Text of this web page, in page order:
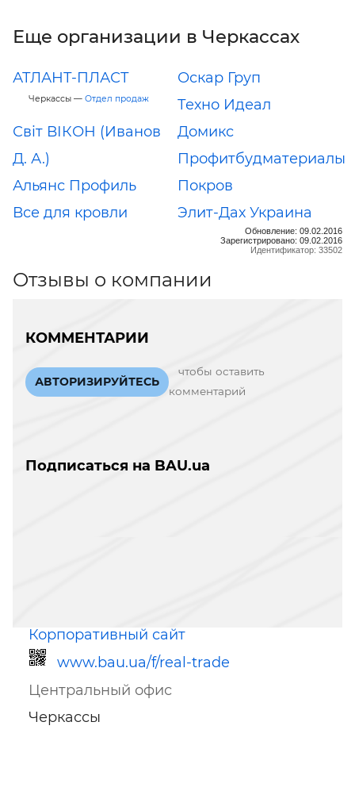
Еще организации в Черкассах
АТЛАНТ-ПЛАСТ
Черкассы — Отдел продаж
Оскар Груп
Техно Идеал
Світ ВІКОН (Иванов
Д. А.)
Домикс
Профитбудматериалы
Альянс Профиль
Покров
Все для кровли
Элит-Дах Украина
Обновление: 09.02.2016
Зарегистрировано: 09.02.2016
Идентификатор: 33502
Отзывы о компании
КОММЕНТАРИИ
АВТОРИЗИРУЙТЕСЬ
чтобы оставить
комментарий
Подписаться на BAU.ua
Корпоративный сайт
www.bau.ua/f/real-trade
Центральный офис
Черкассы